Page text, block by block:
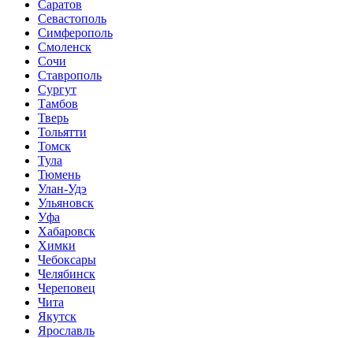
Саратов
Севастополь
Симферополь
Смоленск
Сочи
Ставрополь
Сургут
Тамбов
Тверь
Тольятти
Томск
Тула
Тюмень
Улан-Удэ
Ульяновск
Уфа
Хабаровск
Химки
Чебоксары
Челябинск
Череповец
Чита
Якутск
Ярославль